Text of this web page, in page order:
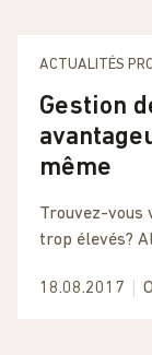
«Il
ACTUALITÉS
Gestion
même
Trouvez-vous
trop élevés?
18.08.2017